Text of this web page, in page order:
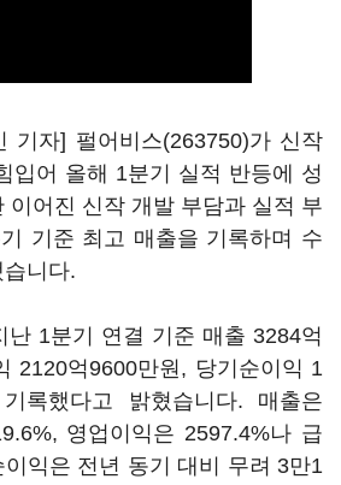
기자] 펄어비스(263750)가 신작
입어 올해 1분기 실적 반등에 성
이어진 신작 개발 부담과 실적 부
기준 최고 매출을 기록하며 수
니다.
난 1분기 연결 기준 매출 3284억
2120억9600만원, 당기순이익 1
록했다고 밝혔습니다. 매출은
영업이익은 2597.4%나 급
익은 전년 동기 대비 무려 3만1